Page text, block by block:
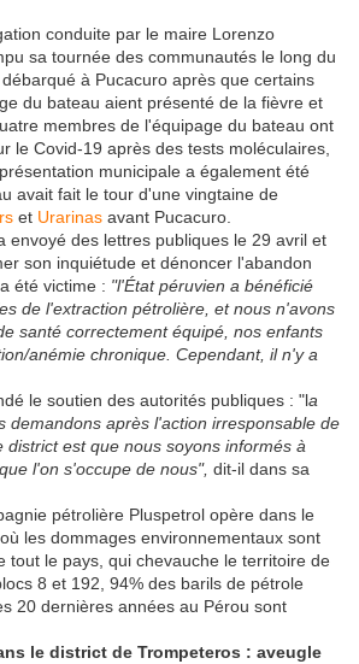
conduite par le maire Lorenzo
sa tournée des communautés le long du
à Pucacuro après que certains
du bateau aient présenté de la fièvre et
membres de l'équipage du bateau ont
le Covid-19 après des tests moléculaires,
municipale a également été
avait fait le tour d'une vingtaine de
et Urarinas avant Pucacuro.
envoyé des lettres publiques le 29 avril et
son inquiétude et dénoncer l'abandon
été victime : "l'État péruvien a bénéficié
de l'extraction pétrolière, et nous n'avons
santé correctement équipé, nos enfants
anémie chronique. Cependant, il n'y a
le soutien des autorités publiques : "la
demandons après l'action irresponsable de
district est que nous soyons informés à
l'on s'occupe de nous", dit-il dans sa
pétrolière Pluspetrol opère dans le
les dommages environnementaux sont
tout le pays, qui chevauche le territoire de
8 et 192, 94% des barils de pétrole
20 dernières années au Pérou sont
le district de Trompeteros : aveugle